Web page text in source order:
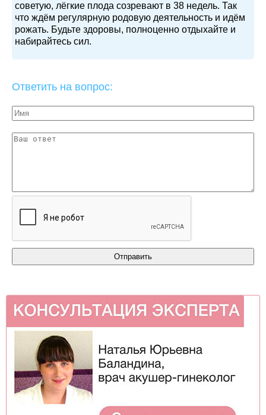
советую, лёгкие плода созревают в 38 недель. Так
что ждём регулярную родовую деятельность и идём
рожать. Будьте здоровы, полноценно отдыхайте и
набирайтесь сил.
Ответить на вопрос: